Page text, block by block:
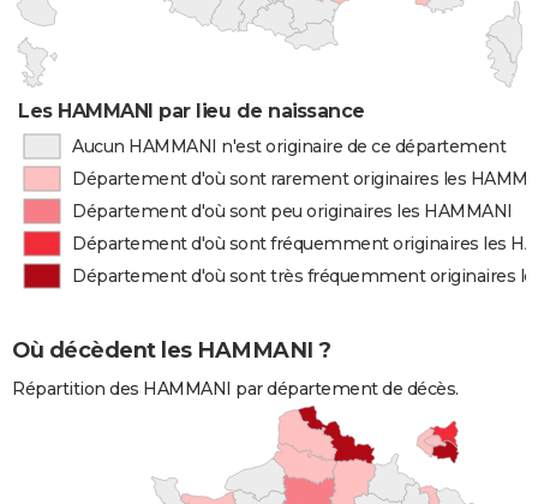
Les HAMMANI par lieu de naissance
Aucun HAMMANI n'est originaire de ce département
Département d'où sont rarement originaires les
Département d'où sont peu originaires les HAMMANI
Département d'où sont fréquemment originaires les
Département d'où sont très fréquemment originaires
Où décèdent les HAMMANI ?
Répartition des HAMMANI par département de décès.